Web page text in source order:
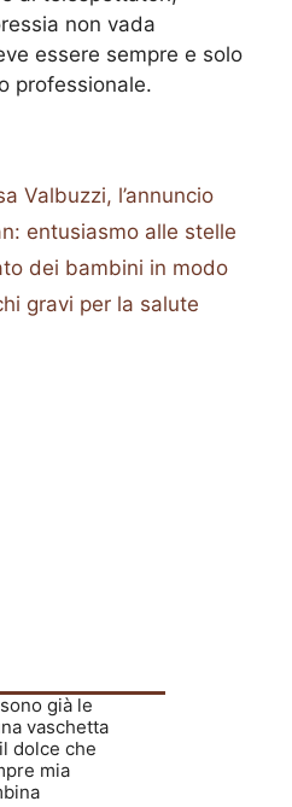
non vada
essere sempre e solo
professionale.
Valbuzzi, l’annuncio
entusiasmo alle stelle
dei bambini in modo
gravi per la salute
già le
vaschetta
dolce che
mia